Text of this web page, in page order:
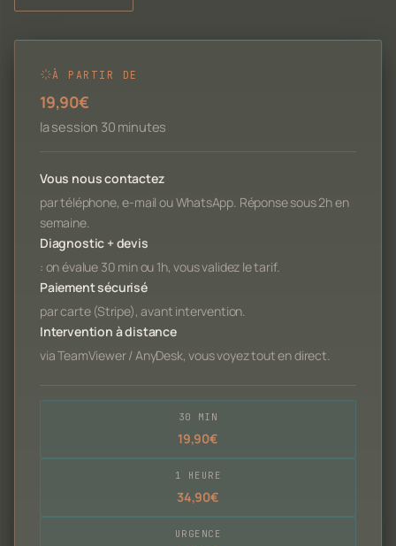
À PARTIR DE
19,90€
la session 30 minutes
Vous nous contactez
par téléphone, e-mail ou WhatsApp. Réponse sous 2h en
semaine.
Diagnostic + devis
: on évalue 30 min ou 1h, vous validez le tarif.
Paiement sécurisé
par carte (Stripe), avant intervention.
Intervention à distance
via TeamViewer / AnyDesk, vous voyez tout en direct.
30 MIN
19,90€
1 HEURE
34,90€
URGENCE